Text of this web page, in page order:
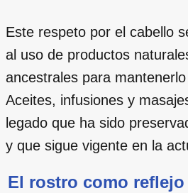
Este respeto por el cabello
al uso de productos
ancestrales para
Aceites, infusiones y
legado que ha sido
y que sigue vigente en la
El rostro como